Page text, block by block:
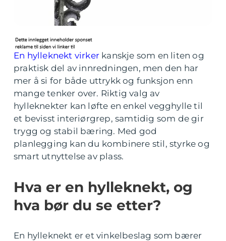
En hylleknekt virker kanskje som en liten og
praktisk del av innredningen, men den har
mer å si for både uttrykk og funksjon enn
mange tenker over. Riktig valg av
hylleknekter kan løfte en enkel vegghylle til
et bevisst interiørgrep, samtidig som de gir
trygg og stabil bæring. Med god
planlegging kan du kombinere stil, styrke og
smart utnyttelse av plass.
Hva er en hylleknekt, og
hva bør du se etter?
En hylleknekt er et vinkelbeslag som bærer